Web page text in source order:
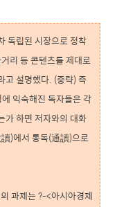
독립된 시장으로 정착
리 등 콘텐츠를 제대로
고 설명했다. (중략) 즉
익숙해진 독자들은 각
가 하면 저자와의 대화
)에서 통독(通讀)으로
과제는 ?-<아시아경제